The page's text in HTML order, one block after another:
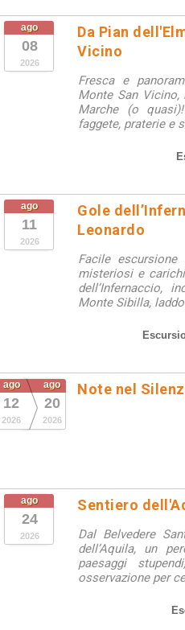
ago
08
2026
Da Pian
Vicino
Fresca e
Monte San
Marche (o
faggete, praterie e
ago
11
2026
Gole
Leonardo
Facile
misteriosi e
dell’Infernaccio,
Monte Sibilla,
ago
12
2026
ago
20
2026
Note nel
ago
24
2026
Sentiero
Dal Belvedere
dell’Aquila, un
paesaggi
osservazione per